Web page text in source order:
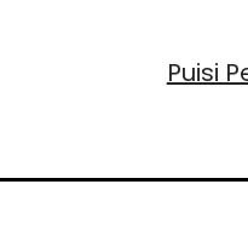
Puisi